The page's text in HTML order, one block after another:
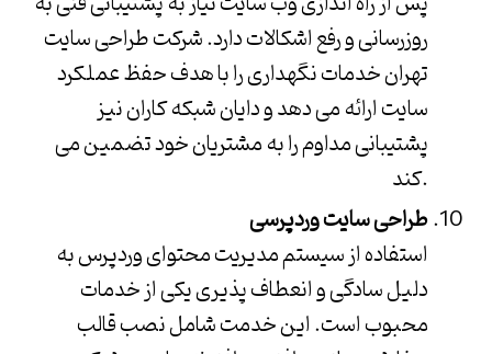
روزرسانی و رفع اشکالات دارد.شرکت طراحی سایت
تهرانخدمات نگهداری را با هدف حفظ عملکرد
سایت ارائه می دهد ودایان شبکه کاراننیز
پشتیبانی مداوم را به مشتریان خود تضمین می
کند.
طراحی سایت وردپرسی
استفاده از سیستم مدیریت محتوای وردپرس به
دلیل سادگی و انعطاف پذیری یکی از خدمات
محبوب است. این خدمت شامل نصب قالب